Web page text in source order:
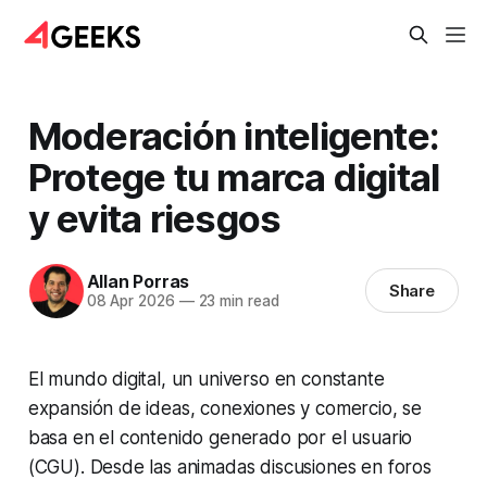
Moderación inteligente:
Protege tu marca digital
y evita riesgos
Allan Porras
08 Apr 2026 —23 min read Share
El mundo digital, un universo en constante
expansión de ideas, conexiones y comercio, se
basa en el contenido generado por el usuario
(CGU). Desde las animadas discusiones en foros